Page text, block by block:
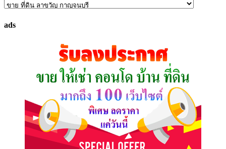
ค้นหา
ที่
ads